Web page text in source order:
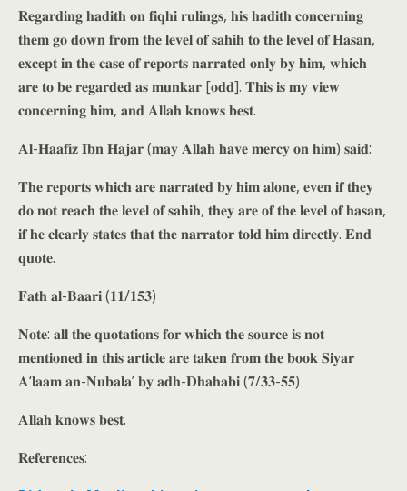
𝐑𝐞𝐠𝐚𝐫𝐝𝐢𝐧𝐠 𝐡𝐚𝐝𝐢𝐭𝐡 𝐨𝐧 𝐟𝐢𝐪𝐡𝐢 𝐫𝐮𝐥𝐢𝐧𝐠𝐬, 𝐡𝐢𝐬 𝐡𝐚𝐝𝐢𝐭𝐡 𝐜𝐨𝐧𝐜𝐞𝐫𝐧𝐢𝐧𝐠
𝐭𝐡𝐞𝐦 𝐠𝐨 𝐝𝐨𝐰𝐧 𝐟𝐫𝐨𝐦 𝐭𝐡𝐞 𝐥𝐞𝐯𝐞𝐥 𝐨𝐟 𝐬𝐚𝐡𝐢𝐡 𝐭𝐨 𝐭𝐡𝐞 𝐥𝐞𝐯𝐞𝐥 𝐨𝐟 𝐇𝐚𝐬𝐚𝐧,
𝐞𝐱𝐜𝐞𝐩𝐭 𝐢𝐧 𝐭𝐡𝐞 𝐜𝐚𝐬𝐞 𝐨𝐟 𝐫𝐞𝐩𝐨𝐫𝐭𝐬 𝐧𝐚𝐫𝐫𝐚𝐭𝐞𝐝 𝐨𝐧𝐥𝐲 𝐛𝐲 𝐡𝐢𝐦, 𝐰𝐡𝐢𝐜𝐡
𝐚𝐫𝐞 𝐭𝐨 𝐛𝐞 𝐫𝐞𝐠𝐚𝐫𝐝𝐞𝐝 𝐚𝐬 𝐦𝐮𝐧𝐤𝐚𝐫 [𝐨𝐝𝐝]. 𝐓𝐡𝐢𝐬 𝐢𝐬 𝐦𝐲 𝐯𝐢𝐞𝐰
𝐜𝐨𝐧𝐜𝐞𝐫𝐧𝐢𝐧𝐠 𝐡𝐢𝐦, 𝐚𝐧𝐝 𝐀𝐥𝐥𝐚𝐡 𝐤𝐧𝐨𝐰𝐬 𝐛𝐞𝐬𝐭.
𝐀𝐥-𝐇𝐚𝐚𝐟𝐢𝐳 𝐈𝐛𝐧 𝐇𝐚𝐣𝐚𝐫 (𝐦𝐚𝐲 𝐀𝐥𝐥𝐚𝐡 𝐡𝐚𝐯𝐞 𝐦𝐞𝐫𝐜𝐲 𝐨𝐧 𝐡𝐢𝐦) 𝐬𝐚𝐢𝐝:
𝐓𝐡𝐞 𝐫𝐞𝐩𝐨𝐫𝐭𝐬 𝐰𝐡𝐢𝐜𝐡 𝐚𝐫𝐞 𝐧𝐚𝐫𝐫𝐚𝐭𝐞𝐝 𝐛𝐲 𝐡𝐢𝐦 𝐚𝐥𝐨𝐧𝐞, 𝐞𝐯𝐞𝐧 𝐢𝐟 𝐭𝐡𝐞𝐲
𝐝𝐨 𝐧𝐨𝐭 𝐫𝐞𝐚𝐜𝐡 𝐭𝐡𝐞 𝐥𝐞𝐯𝐞𝐥 𝐨𝐟 𝐬𝐚𝐡𝐢𝐡, 𝐭𝐡𝐞𝐲 𝐚𝐫𝐞 𝐨𝐟 𝐭𝐡𝐞 𝐥𝐞𝐯𝐞𝐥 𝐨𝐟 𝐡𝐚𝐬𝐚𝐧,
𝐢𝐟 𝐡𝐞 𝐜𝐥𝐞𝐚𝐫𝐥𝐲 𝐬𝐭𝐚𝐭𝐞𝐬 𝐭𝐡𝐚𝐭 𝐭𝐡𝐞 𝐧𝐚𝐫𝐫𝐚𝐭𝐨𝐫 𝐭𝐨𝐥𝐝 𝐡𝐢𝐦 𝐝𝐢𝐫𝐞𝐜𝐭𝐥𝐲. 𝐄𝐧𝐝
𝐪𝐮𝐨𝐭𝐞.
𝐅𝐚𝐭𝐡 𝐚𝐥-𝐁𝐚𝐚𝐫𝐢 (𝟏𝟏/𝟏𝟓𝟑)
𝐍𝐨𝐭𝐞: 𝐚𝐥𝐥 𝐭𝐡𝐞 𝐪𝐮𝐨𝐭𝐚𝐭𝐢𝐨𝐧𝐬 𝐟𝐨𝐫 𝐰𝐡𝐢𝐜𝐡 𝐭𝐡𝐞 𝐬𝐨𝐮𝐫𝐜𝐞 𝐢𝐬 𝐧𝐨𝐭
𝐦𝐞𝐧𝐭𝐢𝐨𝐧𝐞𝐝 𝐢𝐧 𝐭𝐡𝐢𝐬 𝐚𝐫𝐭𝐢𝐜𝐥𝐞 𝐚𝐫𝐞 𝐭𝐚𝐤𝐞𝐧 𝐟𝐫𝐨𝐦 𝐭𝐡𝐞 𝐛𝐨𝐨𝐤 𝐒𝐢𝐲𝐚𝐫
𝐀‘𝐥𝐚𝐚𝐦 𝐚𝐧-𝐍𝐮𝐛𝐚𝐥𝐚’ 𝐛𝐲 𝐚𝐝𝐡-𝐃𝐡𝐚𝐡𝐚𝐛𝐢 (𝟕/𝟑𝟑-𝟓𝟓)
𝐀𝐥𝐥𝐚𝐡 𝐤𝐧𝐨𝐰𝐬 𝐛𝐞𝐬𝐭.
𝐑𝐞𝐟𝐞𝐫𝐞𝐧𝐜𝐞𝐬: